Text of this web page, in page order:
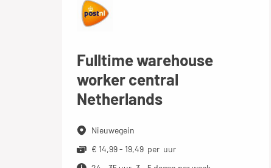
Fulltime warehouse
worker central
Netherlands
Nieuwegein
€ 14,99 - 19,49 per uur